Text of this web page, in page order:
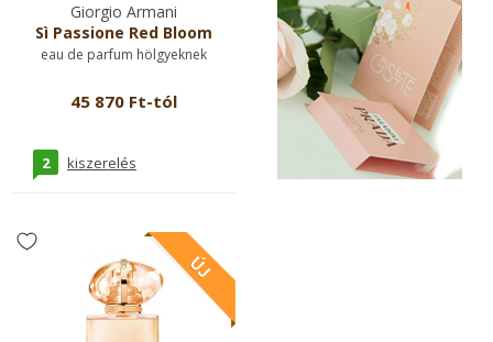
Giorgio Armani
Sì Passione Red Bloom
eau de parfum hölgyeknek
45 870 Ft-tól
2 kiszerelés